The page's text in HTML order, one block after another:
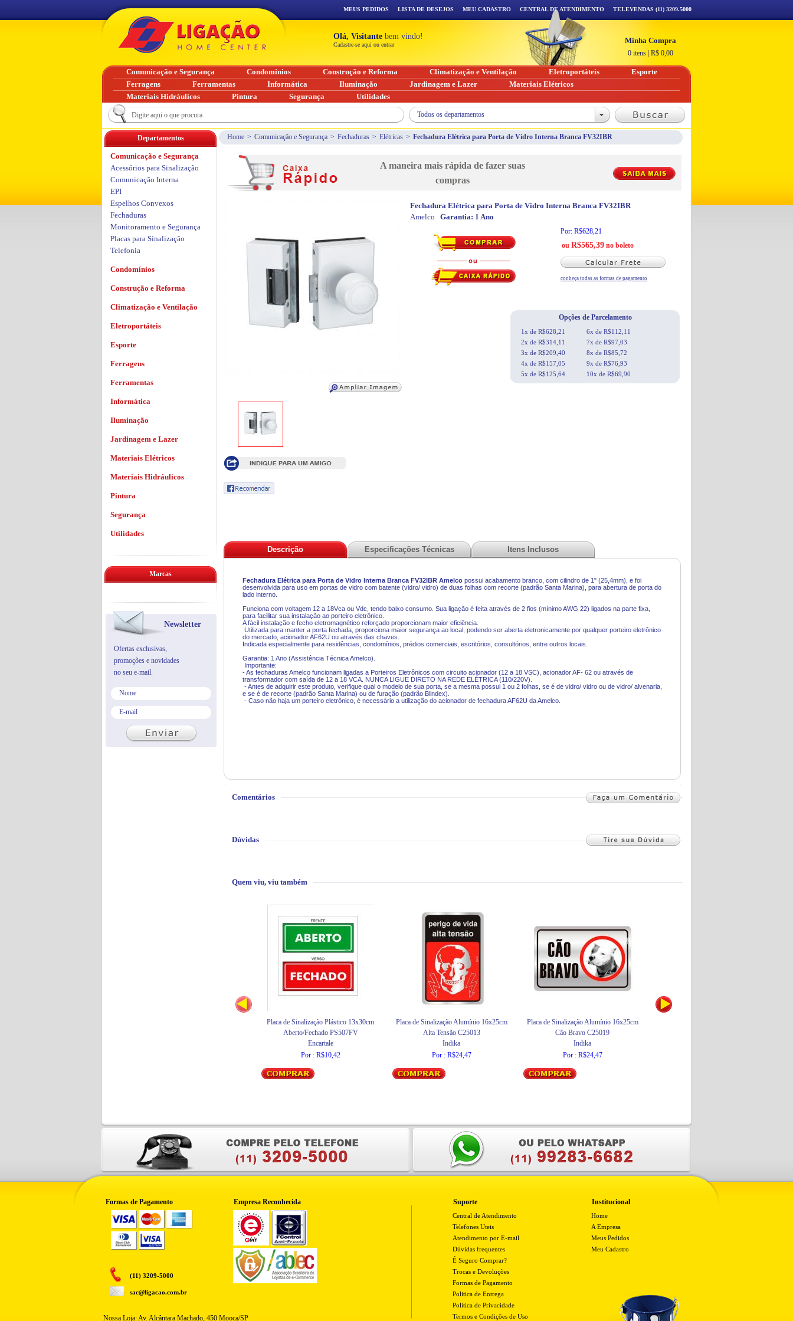
Home > Comunicação e Segurança > Fechaduras > Elétricas > Fechadura Elétrica para Porta de Vidro Interna Branca FV32IBR
A maneira mais rápida de fazer suas
compras
Fechadura Elétrica para Porta de Vidro Interna Branca FV32IBR
Amelco
Garantia: 1 Ano
Por: R$628,21
ou R$565,39 no boleto
conheça todas as formas de pagamento
Opções de Parcelamento
1x de R$628,21
2x de R$314,11
3x de R$209,40
4x de R$157,05
5x de R$125,64
6x de R$112,11
7x de R$97,03
8x de R$85,72
9x de R$76,93
10x de R$69,90
Descrição Especificações Técnicas Itens Inclusos
Fechadura Elétrica para Porta de Vidro Interna Branca FV32IBR Amelco possui acabamento branco, com cilindro de 1" (25,4mm), e foi
desenvolvida para uso em portas de vidro com batente (vidro/ vidro) de duas folhas com recorte (padrão Santa Marina) , para abertura de porta do
lado interno.
Funciona com voltagem 12 a 18Vca ou Vdc, tendo baixo consumo. Sua ligação é feita através de 2 fios (mínimo AWG 22) ligados na parte fixa,
para facilitar sua instalação ao porteiro eletrônico.
A fácil instalação e fecho eletromagnético reforçado proporcionam maior eficiência.
Utilizada para manter a porta fechada, proporciona maior segurança ao local, podendo ser aberta eletronicamente por qualquer porteiro eletrônico
do mercado, acionador AF62U ou através das chaves.
Indicada especialmente para residências, condomínios, prédios comerciais, escritórios, consultórios, entre outros locais.
Garantia: 1 Ano (Assistência Técnica Amelco).
Importante:
- As fechaduras Amelco funcionam ligadas a Porteiros Eletrônicos com circuito acionador (12 a 18 VSC), acionador AF- 62 ou através de
transformador com saída de 12 a 18 VCA. NUNCA LIGUE DIRETO NA REDE ELÉTRICA (110/220V).
- Antes de adquirir este produto, verifique qual o modelo de sua porta, se a mesma possui 1 ou 2 folhas, se é de vidro/ vidro ou de vidro/ alvenaria,
e se é de recorte (padrão Santa Marina) ou de furação (padrão Blindex).
- Caso não haja um porteiro eletrônico, é necessário a utilização do acionador de fechadura AF62U da Amelco.
Comentários
Dúvidas
Quem viu, viu também
Placa de Sinalização Plástico 13x30cm
Aberto/Fechado PS507FV
Encartale
Por : R$10,42
Placa de Sinalização Alumínio 16x25cm
Alta Tensão C25013
Indika
Por : R$24,47
Placa de Sinalização Alumínio 16x25cm
Cão Bravo C25019
Indika
Por : R$24,47
Departamentos
Comunicação e Segurança
Acessórios para Sinalização
Comunicação Interna
EPI
Espelhos Convexos
Fechaduras
Monitoramento e Segurança
Placas para Sinalização
Telefonia
Condomínios
Construção e Reforma
Climatização e Ventilação
Eletroportáteis
Esporte
Ferragens
Ferramentas
Informática
Iluminação
Jardinagem e Lazer
Materiais Elétricos
Materiais Hidráulicos
Pintura
Segurança
Utilidades
Marcas
Newsletter
Ofertas exclusivas,
promoções e novidades
no seu e-mail.
MEUS PEDIDOS LISTA DE DESEJOS MEU CADASTRO CENTRAL DE ATENDIMENTO TELEVENDAS (11) 3209.5000
Olá, Visitante bem vindo!
Cadastre-se aqui ou entrar Minha Compra
0 itens R$ 0,00
Comunicação e Segurança Condomínios Construção e Reforma Climatização e Ventilação Eletroportáteis
Esporte
Ferragens
Ferramentas Informática Iluminação Jardinagem e Lazer
Materiais Elétricos
Materiais Hidráulicos
Pintura Segurança Utilidades
Todos os departamentos
Formas de Pagamento Empresa Reconhecida
(11) 3209-5000
sac@ligacao.com.br
Suporte
Central de Atendimento
Telefones Uteis
Atendimento por E-mail
Dúvidas frequentes
É Seguro Comprar?
Trocas e Devoluções
Formas de Pagamento
Politica de Entrega
Política de Privacidade
Termos e Condições de Uso
Institucional
Home
A Empresa
Meus Pedidos
Meu Cadastro
Nossa Loja: Av. Alcântara Machado, 450 Mooca/SP